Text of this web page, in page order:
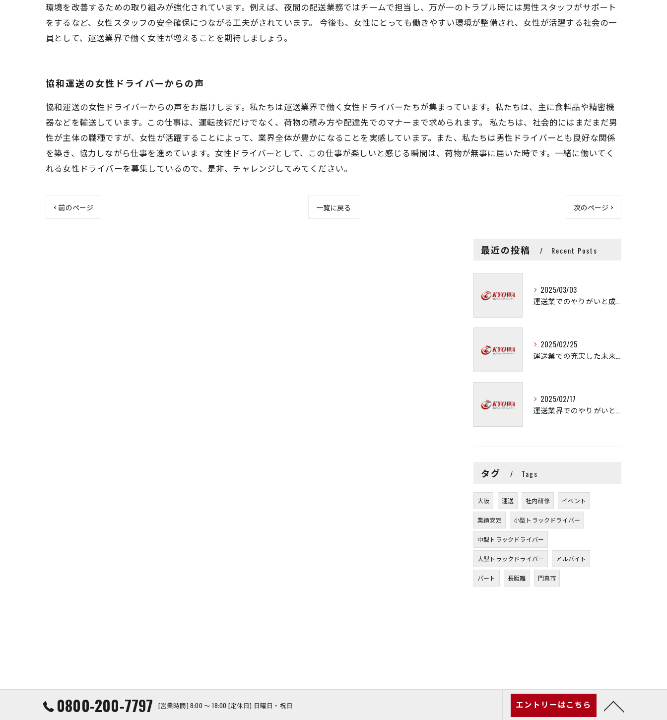
環境を改善するための取り組みが強化されています。例えば、夜間の配送業務ではチームで担当し、万が一のトラブル時には男性スタッフがサポート
をするなど、女性スタッフの安全確保につながる工夫がされています。 今後も、女性にとっても働きやすい環境が整備され、女性が活躍する社会の一
員として、運送業界で働く女性が増えることを期待しましょう。
協和運送の女性ドライバーからの声
協和運送の女性ドライバーからの声をお届けします。私たちは運送業界で働く女性ドライバーたちが集まっています。私たちは、主に食料品や精密機
器などを輸送しています。この仕事は、運転技術だけでなく、荷物の積み方や配達先でのマナーまで求められます。 私たちは、社会的にはまだまだ男
性が主体の職種ですが、女性が活躍することによって、業界全体が豊かになることを実感しています。また、私たちは男性ドライバーとも良好な関係
を築き、協力しながら仕事を進めています。女性ドライバーとして、この仕事が楽しいと感じる瞬間は、荷物が無事に届いた時です。一緒に働いてく
れる女性ドライバーを募集しているので、是非、チャレンジしてみてください。
< 前のページ 一覧に戻る 次のページ >
最近の投稿 Recent Posts
2025/03/03
運送業でのやりがいと成長の秘訣
2025/02/25
運送業での充実した未来を拓く方法
2025/02/17
運送業界でのやりがいと可能性
タグ Tags
大阪 運送 社内研修 イベント
業績安定 小型トラックドライバー
中型トラックドライバー
大型トラックドライバー アルバイト
パート 長距離 門真市
0800-200-7797 [営業時間] 8:00 ～ 18:00 [定休日] 日曜日・祝日 エントリーはこちら